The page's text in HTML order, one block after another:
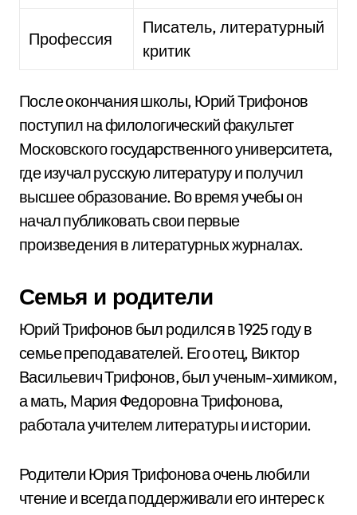
Профессия
Писатель, литературный
критик
После окончания школы, Юрий Трифонов
поступил на филологический факультет
Московского государственного университета,
где изучал русскую литературу и получил
высшее образование. Во время учебы он
начал публиковать свои первые
произведения в литературных журналах.
Семья и родители
Юрий Трифонов был родился в 1925 году в
семье преподавателей. Его отец, Виктор
Васильевич Трифонов, был ученым-химиком,
а мать, Мария Федоровна Трифонова,
работала учителем литературы и истории.
Родители Юрия Трифонова очень любили
чтение и всегда поддерживали его интерес к